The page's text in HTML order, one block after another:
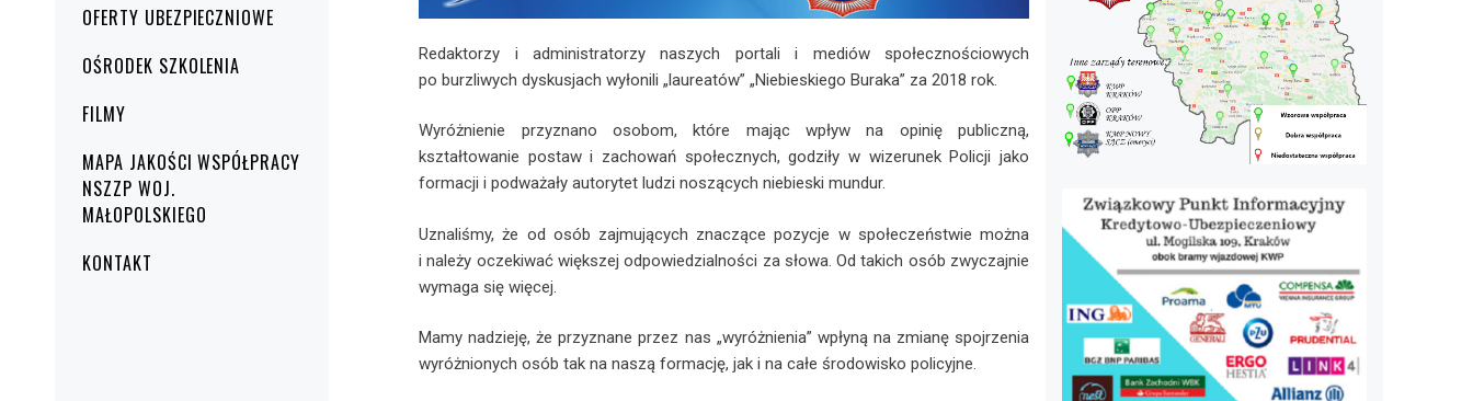
OFERTY UBEZPIECZNIOWE
OŚRODEK SZKOLENIA
FILMY
MAPA JAKOŚCI WSPÓŁPRACY
NSZZP WOJ.
MAŁOPOLSKIEGO
KONTAKT
Redaktorzy i administratorzy naszych portali i mediów społecznościowych
po burzliwych dyskusjach wyłonili „laureatów” „Niebieskiego Buraka” za 2018 rok.
Wyróżnienie przyznano osobom, które mając wpływ na opinię publiczną,
kształtowanie postaw i zachowań społecznych, godziły w wizerunek Policji jako
formacji i podważały autorytet ludzi noszących niebieski mundur.
Uznaliśmy, że od osób zajmujących znaczące pozycje w społeczeństwie można
i należy oczekiwać większej odpowiedzialności za słowa. Od takich osób zwyczajnie
wymaga się więcej.
Mamy nadzieję, że przyznane przez nas „wyróżnienia” wpłyną na zmianę spojrzenia
wyróżnionych osób tak na naszą formację, jak i na całe środowisko policyjne.